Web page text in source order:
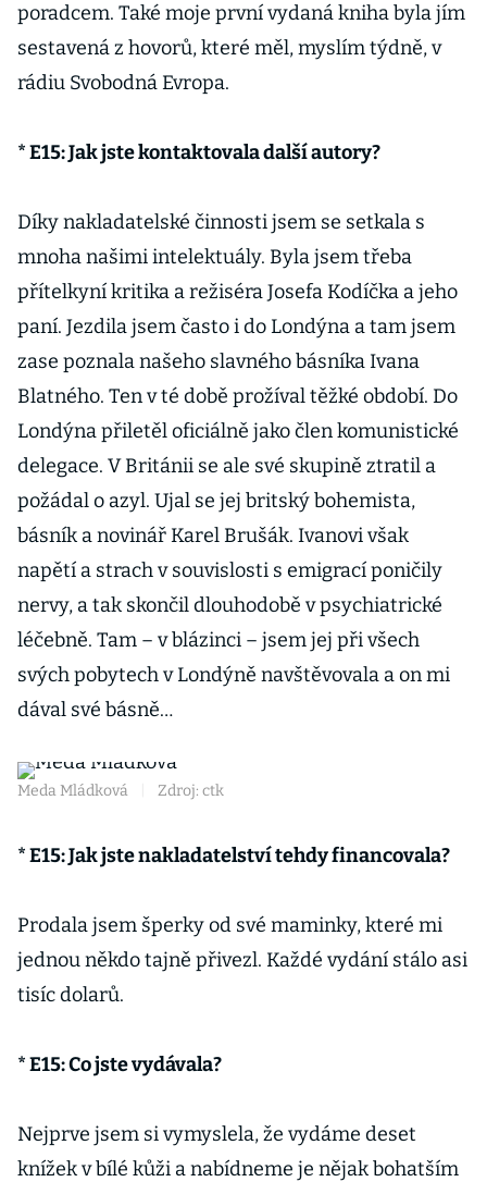
poradcem. Také moje první vydaná kniha byla jím
sestavená z hovorů, které měl, myslím týdně, v
rádiu Svobodná Evropa.
* E15: Jak jste kontaktovala další autory?
Díky nakladatelské činnosti jsem se setkala s
mnoha našimi intelektuály. Byla jsem třeba
přítelkyní kritika a režiséra Josefa Kodíčka a jeho
paní. Jezdila jsem často i do Londýna a tam jsem
zase poznala našeho slavného básníka Ivana
Blatného. Ten v té době prožíval těžké období. Do
Londýna přiletěl oficiálně jako člen komunistické
delegace. V Británii se ale své skupině ztratil a
požádal o azyl. Ujal se jej britský bohemista,
básník a novinář Karel Brušák. Ivanovi však
napětí a strach v souvislosti s emigrací poničily
nervy, a tak skončil dlouhodobě v psychiatrické
léčebně. Tam – v blázinci – jsem jej při všech
svých pobytech v Londýně navštěvovala a on mi
dával své básně…
Meda Mládková Zdroj: ctk
* E15: Jak jste nakladatelství tehdy financovala?
Prodala jsem šperky od své maminky, které mi
jednou někdo tajně přivezl. Každé vydání stálo asi
tisíc dolarů.
* E15: Co jste vydávala?
Nejprve jsem si vymyslela, že vydáme deset
knížek v bílé kůži a nabídneme je nějak bohatším